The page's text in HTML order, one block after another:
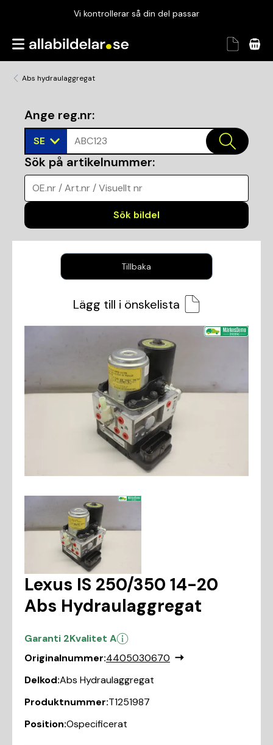
Vi kontrollerar så din del passar
Garanterad passform
Abs hydraulaggregat
Ange reg.nr:
SE ABC123
Sök på artikelnummer:
OE.nr / Art.nr / Visuellt nr
Sök bildel
Tillbaka
Lägg till i önskelista
Lexus IS 250/350 14-20
Abs Hydraulaggregat
Garanti 2Kvalitet A
Originalnummer:4405030670
Delkod:Abs Hydraulaggregat
Produktnummer:T1251987
Position:Ospecificerat